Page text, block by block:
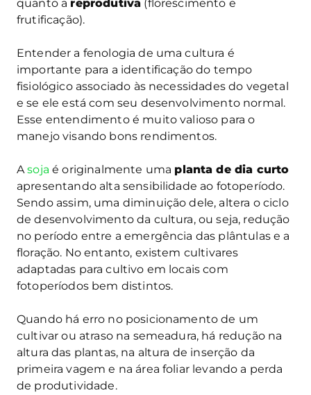
quanto a reprodutiva (florescimento e
frutificação).
Entender a fenologia de uma cultura é
importante para a identificação do tempo
fisiológico associado às necessidades do vegetal
e se ele está com seu desenvolvimento normal.
Esse entendimento é muito valioso para o
manejo visando bons rendimentos.
Asoja é originalmente uma planta de dia curto
apresentando alta sensibilidade ao fotoperíodo.
Sendo assim, uma diminuição dele, altera o ciclo
de desenvolvimento da cultura, ou seja, redução
no período entre a emergência das plântulas e a
floração. No entanto, existem cultivares
adaptadas para cultivo em locais com
fotoperíodos bem distintos.
Quando há erro no posicionamento de um
cultivar ou atraso na semeadura, há redução na
altura das plantas, na altura de inserção da
primeira vagem e na área foliar levando a perda
de produtividade.